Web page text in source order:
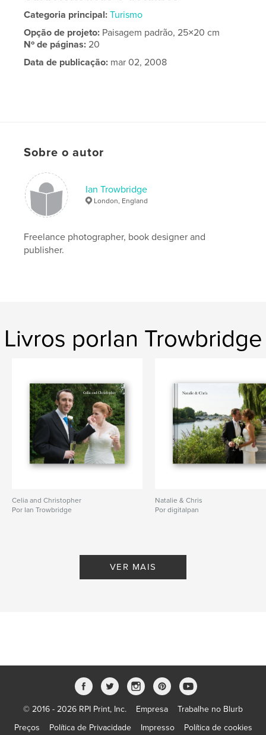
Categoria principal: Turismo
Opção de projeto: Paisagem padrão, 25×20 cm
Nº de páginas:20
Data de publicação: mar 02, 2008
Sobre o autor
Ian Trowbridge
London, England
Freelance photographer, book designer and
publisher.
Livros porIan Trowbridge
Celia and Christopher
Por Ian Trowbridge
Natalie & Chris
Por digitalpan
VER MAIS
© 2016 - 2026 RPI Print, Inc. Empresa
Trabalhe no Blurb
Preços
Política de Privacidade Impresso Política de cookies